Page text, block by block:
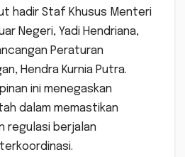
hadir Staf Khusus Menteri
Negeri, Yadi Hendriana,
Peraturan
Hendra Kurnia Putra.
ini menegaskan
dalam memastikan
regulasi berjalan